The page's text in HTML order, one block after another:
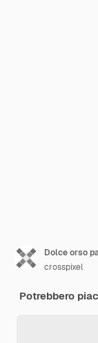
crosspixel
Potrebbero